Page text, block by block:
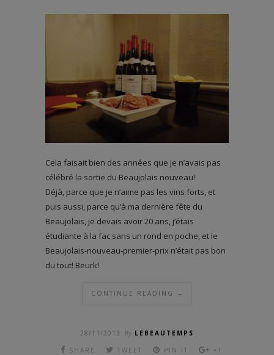
Cela faisait bien des années que je n’avais pas
célébré la sortie du Beaujolais nouveau!
Déjà, parce que je n’aime pas les vins forts, et
puis aussi, parce qu’à ma dernière fête du
Beaujolais, je devais avoir 20 ans, j’étais
étudiante à la fac sans un rond en poche, et le
Beaujolais-nouveau-premier-prix n’était pas bon
du tout! Beurk!
CONTINUE READING →
28/11/2013 By LEBEAUTEMPS
SHARE
TWEET PIN IT +1